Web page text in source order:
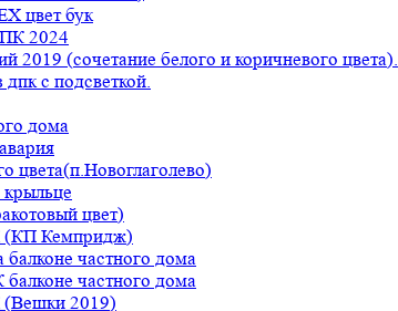
цвет бук
2024
2019 (сочетание белого и коричневого цвета).
с подсветкой.
дома
цвета(п.Новоглаголево)
цвет)
(КП Кемпридж)
частного дома
частного дома
(Вешки 2019)